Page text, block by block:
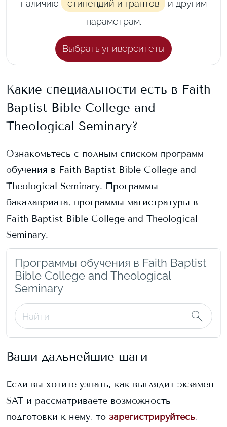
наличию стипендий и грантов и другим
параметрам.
Выбрать университеты
Какие специальности есть в Faith
Baptist Bible College and
Theological Seminary?
Ознакомьтесь с полным списком программ
обучения в Faith Baptist Bible College and
Theological Seminary. Программы
бакалавриата, программы магистратуры в
Faith Baptist Bible College and Theological
Seminary.
Программы обучения в Faith Baptist
Bible College and Theological
Seminary
Ваши дальнейшие шаги
Если вы хотите узнать, как выглядит экзамен
SAT и рассматриваете возможность
подготовки к нему, то зарегистрируйтесь,